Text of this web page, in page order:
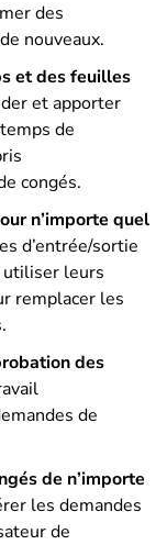
des
nouveaux.
et des feuilles
et apporter
de
congés.
n’importe quel
d’entrée/sortie
utiliser leurs
remplacer les
des
de
de n’importe
les demandes
de